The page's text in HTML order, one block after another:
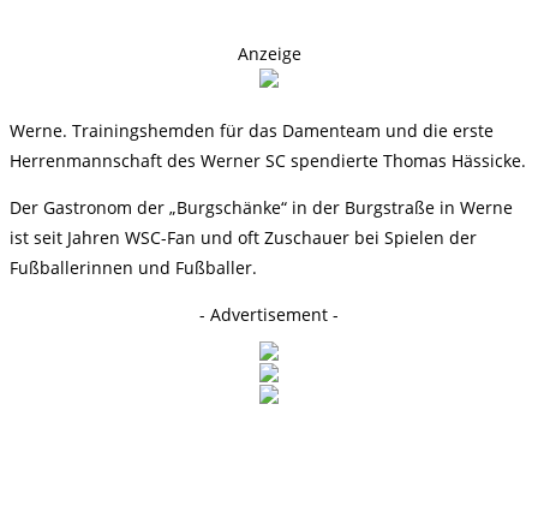
Anzeige
Werne. Trainingshemden für das Damenteam und die erste
Herrenmannschaft des Werner SC spendierte Thomas Hässicke.
Der Gastronom der „Burgschänke“ in der Burgstraße in Werne
ist seit Jahren WSC-Fan und oft Zuschauer bei Spielen der
Fußballerinnen und Fußballer.
- Advertisement -